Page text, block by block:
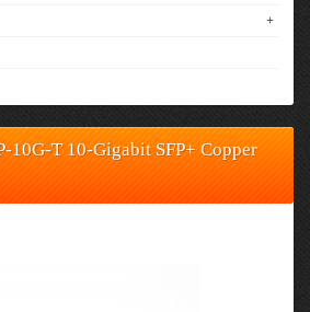
+
10G-T 10-Gigabit SFP+ Copper